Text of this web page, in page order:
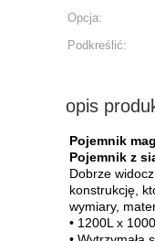
Opcja:
Podkreślić:
opis
Pojemnik
Pojemnik z
Dobrze
konstrukcję,
wymiary,
• 1200L x